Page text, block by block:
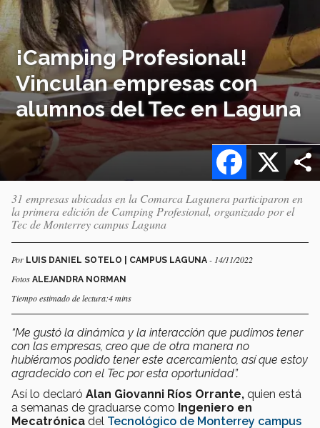
¡Camping Profesional!
Vinculan empresas con
alumnos del Tec en Laguna
X
Facebook
31 empresas ubicadas en la Comarca Lagunera participaron en
la primera edición de Camping Profesional, organizado por el
Tec de Monterrey campus Laguna
Por LUIS DANIEL SOTELO | CAMPUS LAGUNA - 14/11/2022
Fotos ALEJANDRA NORMAN
Tiempo estimado de lectura:4 mins
“Me gustó la dinámica y la interacción que pudimos tener
con las empresas, creo que de otra manera no
hubiéramos podido tener este acercamiento, así que estoy
agradecido con el Tec por esta oportunidad”.
Así lo declaró Alan Giovanni Ríos Orrante, quien está
a semanas de graduarse como Ingeniero en
Mecatrónica del Tecnológico de Monterrey campus